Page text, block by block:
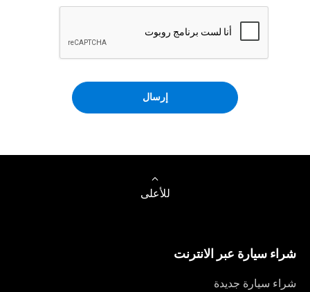
إرسال
للأعلى
شراء سيارة عبر الانترنت
شراء سيارة جديدة